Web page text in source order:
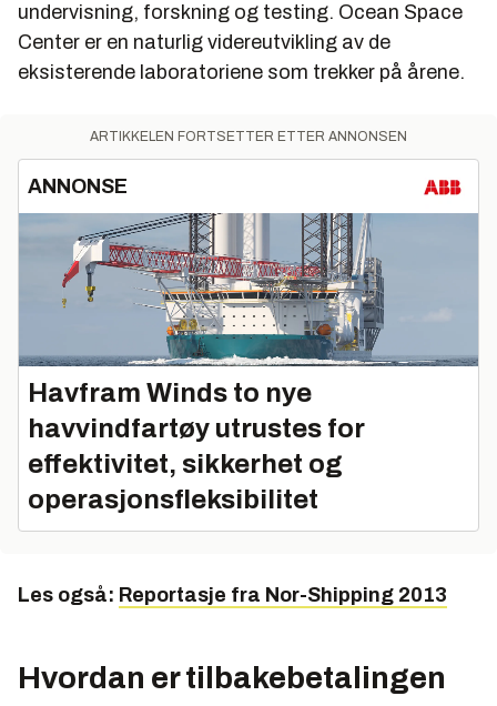
undervisning, forskning og testing. Ocean Space
Center er en naturlig videreutvikling av de
eksisterende laboratoriene som trekker på årene.
ARTIKKELEN FORTSETTER ETTER ANNONSEN
ANNONSE
Havfram Winds to nye
havvindfartøy utrustes for
effektivitet, sikkerhet og
operasjonsfleksibilitet
Les også: Reportasje fra Nor-Shipping 2013
Hvordan er tilbakebetalingen